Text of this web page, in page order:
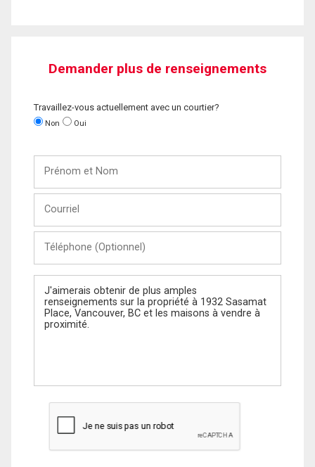
Demander plus de renseignements
Travaillez-vous actuellement avec un courtier?
Non Oui
Nom
(Optionnel)
Message